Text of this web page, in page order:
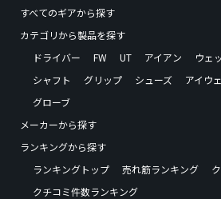
すべてのギアから探す
カテゴリから製品を探す
ドライバー
FW UT アイアン ウェ
シャフト
グリップ シューズ アイウ
グローブ
メーカーから探す
ランキングから探す
ランキングトップ
売れ筋ランキング
クチコミ件数ランキング